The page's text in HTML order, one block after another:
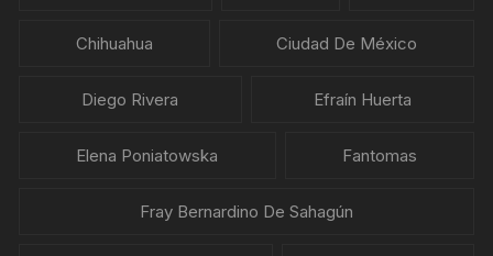
Chihuahua Ciudad De México
Diego Rivera Efraín Huerta
Elena Poniatowska Fantomas
Fray Bernardino De Sahagún